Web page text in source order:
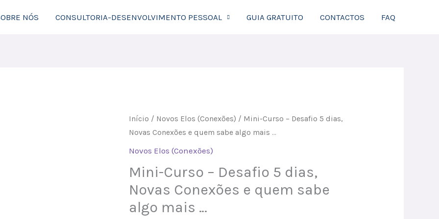
NÓS CONSULTORIA-DESENVOLVIMENTO PESSOAL GUIA GRATUITO CONTACTOS FAQ
Início / Novos Elos (Conexões) / Mini-Curso – Desafio 5 dias,
Novas Conexões e quem sabe algo mais …
Novos Elos (Conexões)
Mini-Curso – Desafio 5 dias,
Novas Conexões e quem sabe
algo mais …
Quantidade
de
Desafio
dias,